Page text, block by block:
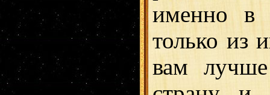
именно в
только из
вам